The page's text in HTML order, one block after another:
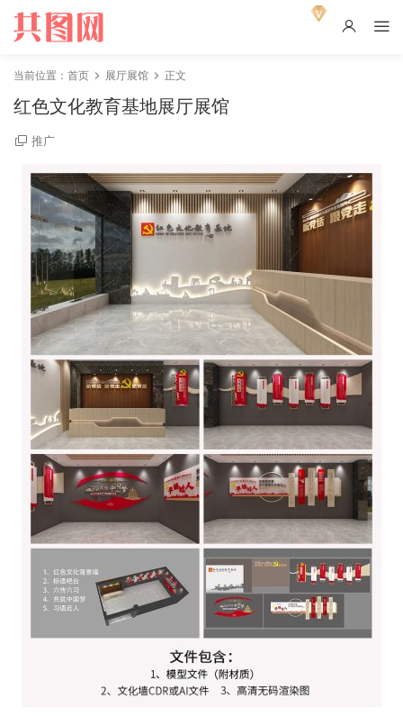
当前位置： 首页 展厅展馆 正文
红色文化教育基地展厅展馆
推广